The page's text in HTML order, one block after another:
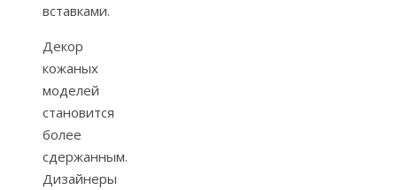
вставками.
Декор
кожаных
моделей
становится
более
сдержанным.
Дизайнеры